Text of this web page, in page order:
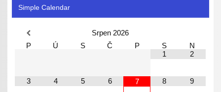
Simple Calendar
Srpen 2026
P
Ú S Č P S
N
1
2
3 4 5 6 7 8 9